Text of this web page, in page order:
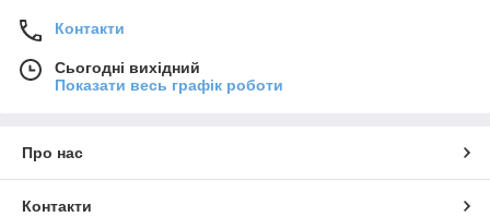
Контакти
Сьогодні вихідний
Показати весь графік роботи
Про нас
Контакти